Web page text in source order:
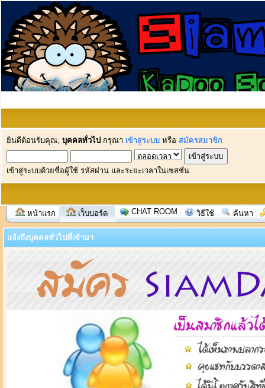
ยินดีต้อนรับคุณ, บุคคลทั่วไป กรุณา เข้าสู่ระบบ หรือ สมัครสมาชิก
เข้าสู่ระบบด้วยชื่อผู้ใช้ รหัสผ่าน และระยะเวลาในเซสชั่น
หน้าแรก เว็บบอร์ด CHAT ROOM วิธีใช้ ค้นหา
แจ้งถึงบุคคลทั่วไปที่เข้ามา